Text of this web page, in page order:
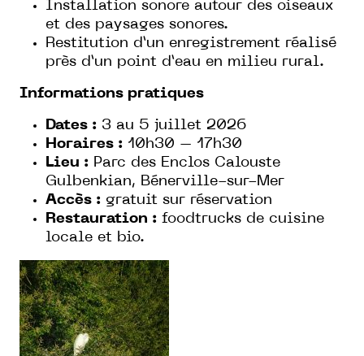
Installation sonore autour des oiseaux
et des paysages sonores.
Restitution d’un enregistrement réalisé
près d’un point d’eau en milieu rural.
Informations pratiques
Dates : 3 au 5 juillet 2026
Horaires : 10h30 – 17h30
Lieu : Parc des Enclos Calouste
Gulbenkian, Bénerville-sur-Mer
Accès : gratuit sur réservation
Restauration : foodtrucks de cuisine
locale et bio.